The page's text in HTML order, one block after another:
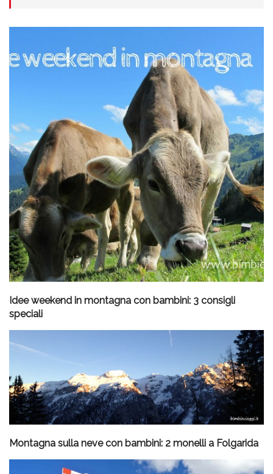
Idee weekend in montagna con bambini: 3 consigli
speciali
Montagna sulla neve con bambini: 2 monelli a Folgarida